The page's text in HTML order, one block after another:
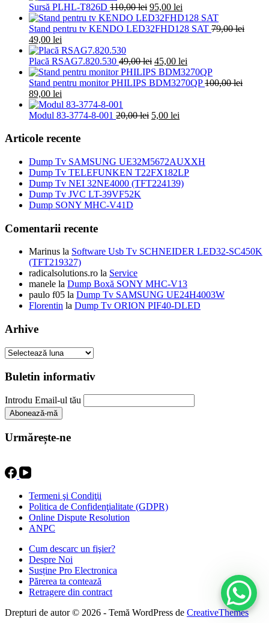
Sursă PLHL-T826D 110,00lei Prețul
inițial
a
95,00 lei
curent
este:
Stand pentru tv KENDO LED32FHD128 SAT 79,00lei
Prețul
inițial
a
fost:
79,00 lei.
49,00 lei
curent
este:
49,00 lei.
Placă RSAG7.820.530 49,00lei Prețul
inițial
a
45,00 lei
curent
este:
Stand pentru monitor PHILIPS BDM3270QP100,00lei
Prețul
inițial
a
100,00 lei.
89,00 lei
curent
este:
Modul 83-3774-8-001 20,00lei Prețul
20,00 lei.
5,00 lei
Articole recente
Dump Tv SAMSUNG UE32M5672AUXXH
Dump Tv TELEFUNKEN T22FX182LP
Dump Tv NEI 32NE4000 (TFT224139)
Dump Tv JVC LT-39VF52K
Dump SONY MHC-V41D
Comentarii recente
Marinus la Software Usb Tv SCHNEIDER LED32-SC450K
(TFT219327)
radicalsolutions.ro la Service
manele la Dump Boxă SONY MHC-V13
paulo f05 la Dump Tv SAMSUNG UE24H4003W
Florentin la Dump Tv ORION PIF40-DLED
Arhive
Arhive
Buletin informativ
Introdu Email-ul tău
Urmărește-ne
Termeni şi Condiţii
Politica de Confidenţialitate (GDPR)
Online Dispute Resolution
ANPC
Cum descarc un fişier?
Despre Noi
Susține Pro Electronica
Părerea ta contează
Retragere din contract
Drepturi de autor © 2026 - Temă WordPress de CreativeThemes